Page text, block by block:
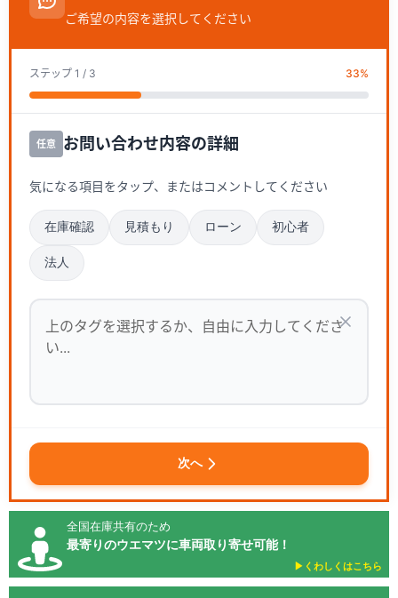
ご希望の内容を選択してください
ステップ 1 / 3 33%
任意 お問い合わせ内容の詳細
気になる項目をタップ、またはコメントしてください
在庫確認 見積もり ローン 初心者
法人
次へ
全国在庫共有のため
最寄りのウエマツに車両取り寄せ可能！
▶︎くわしくはこちら